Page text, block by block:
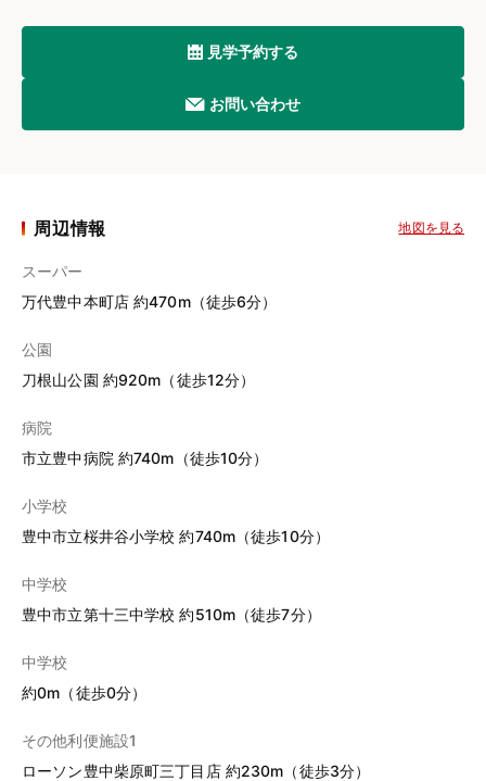
見学予約する
お問い合わせ
周辺情報 地図を見る
スーパー
万代豊中本町店 約470m（徒歩6分）
公園
刀根山公園 約920m（徒歩12分）
病院
市立豊中病院 約740m（徒歩10分）
小学校
豊中市立桜井谷小学校 約740m（徒歩10分）
中学校
豊中市立第十三中学校 約510m（徒歩7分）
中学校
約0m（徒歩0分）
その他利便施設1
ローソン豊中柴原町三丁目店 約230m（徒歩3分）